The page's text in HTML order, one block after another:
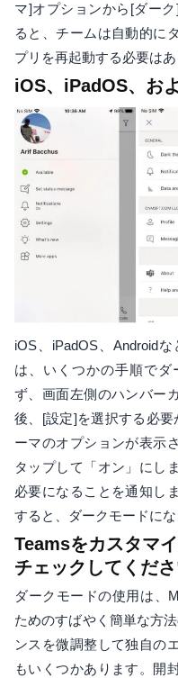
マ]オプションから[ダー
ると、チームは自動的に
プリを再起動する必要はあ
iOS、iPadOS、お
iOS、iPadOS、Android
は、いくつかの手順で
ず、画面左側のハンバー
後、[設定]を選択する必
ーマのオプションが表示
タップして「オン」にし
必要になることを通知し
すると、ダークモードにな
Teamsをカスタマ
チェックしてくださ
ダークモードの使用は、
ためのすばやく簡単な方
ンスを微調整して独自の
もいくつかあります。開